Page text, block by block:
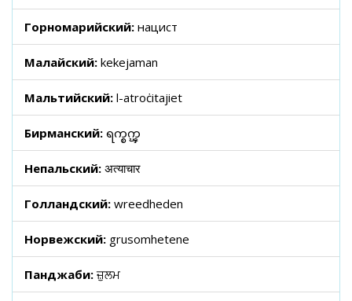
Горномарийский: нацист
Малайский: kekejaman
Мальтийский: l-atroċitajiet
Бирманский: ရက္စက္ၾ
Непальский: अत्याचार
Голландский: wreedheden
Норвежский: grusomhetene
Панджаби:ਜ਼ੁਲਮ